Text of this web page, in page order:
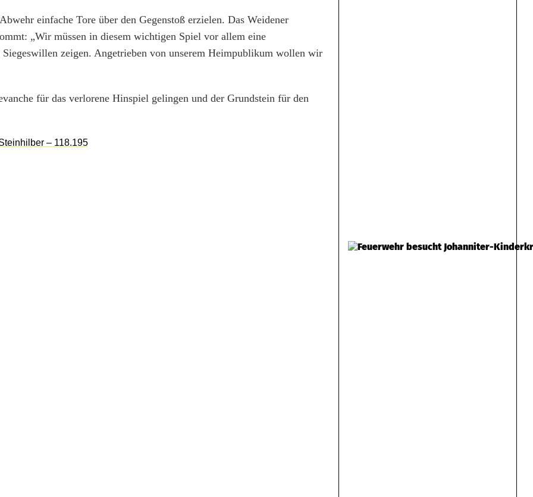
einfache Tore über den Gegenstoß erzielen. Das Weidener
„Wir müssen in diesem wichtigen Spiel vor allem eine
zeigen. Angetrieben von unserem Heimpublikum wollen wir
für das verlorene Hinspiel gelingen und der Grundstein für den